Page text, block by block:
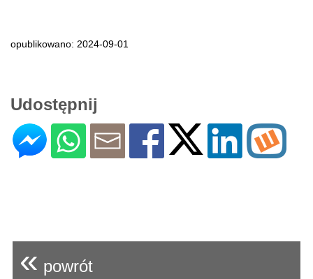
opublikowano: 2024-09-01
Udostępnij
« powrót